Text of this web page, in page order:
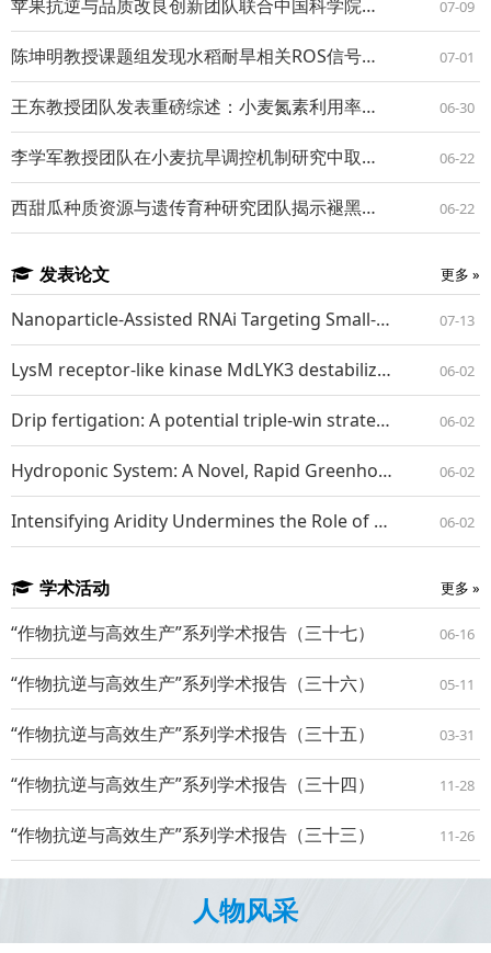
苹果抗逆与品质改良创新团队联合中国科学院新疆生态与地理研究所揭示MdPIF4调控苹果抗旱性的新机制 07-09
陈坤明教授课题组发现水稻耐旱相关ROS信号的“刹车”机制 07-01
王东教授团队发表重磅综述：小麦氮素利用率的"全景式"跨学科破局策略 06-30
李学军教授团队在小麦抗旱调控机制研究中取得新进展 06-22
西甜瓜种质资源与遗传育种研究团队揭示褪黑素诱导西瓜抗蚜新机制 06-22
发表论文 更多 »
Nanoparticle-Assisted RNAi Targeting Small-Conductance Calcium-Activated Potassium Channels Enhances Insecticide Susceptibility and Disrupts Development in Spodoptera frugiperda 07-13
LysM receptor-like kinase MdLYK3 destabilizes the ABA receptors PYR/PYLs to suppress ABA signaling in apple 06-02
Drip fertigation: A potential triple-win strategy for improving crop yields, reducing water use, and enhancing eco-economic benefits 06-02
Hydroponic System: A Novel, Rapid Greenhouse Inoculation Method for Wheat Crown Rot 06-02
Intensifying Aridity Undermines the Role of Soil Biodiversity in Supporting Ecosystem Stability 06-02
学术活动 更多 »
“作物抗逆与高效生产”系列学术报告（三十七） 06-16
“作物抗逆与高效生产”系列学术报告（三十六） 05-11
“作物抗逆与高效生产”系列学术报告（三十五） 03-31
“作物抗逆与高效生产”系列学术报告（三十四） 11-28
“作物抗逆与高效生产”系列学术报告（三十三） 11-26
人物风采